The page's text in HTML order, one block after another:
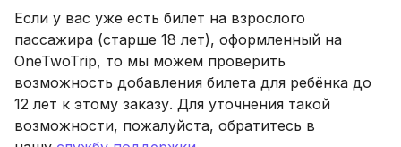
Если у вас уже есть билет на взрослого
пассажира (старше 18 лет), оформленный на
OneTwoTrip, то мы можем проверить
возможность добавления билета для ребёнка до
12 лет к этому заказу. Для уточнения такой
возможности, пожалуйста, обратитесь в